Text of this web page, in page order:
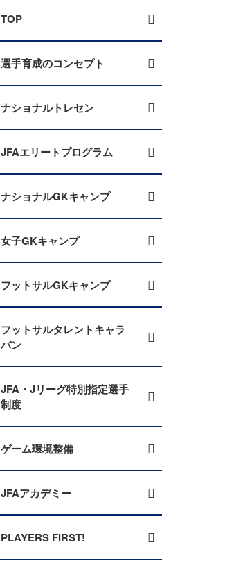
TOP
選手育成のコンセプト
ナショナルトレセン
JFAエリートプログラム
ナショナルGKキャンプ
女子GKキャンプ
フットサルGKキャンプ
フットサルタレントキャラ
バン
JFA・Jリーグ特別指定選手
制度
ゲーム環境整備
JFAアカデミー
PLAYERS FIRST!